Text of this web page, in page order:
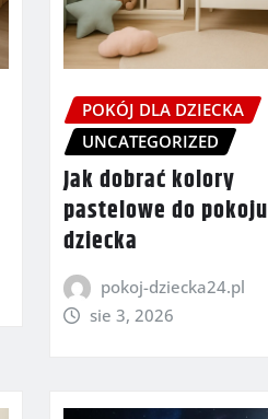
POKÓJ DLA DZIECKA
UNCATEGORIZED
Jak dobrać kolory
pastelowe do pokoju
dziecka
pokoj-dziecka24.pl
sie 3, 2026